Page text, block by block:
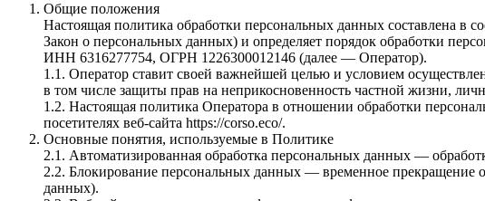
Общие положения
Настоящая политика обработки персональных данных составлена в
Закон о персональных данных) и определяет порядок обработки
ИНН 6316277754, ОГРН 1226300012146 (далее — Оператор).
1.1. Оператор ставит своей важнейшей целью и условием
в том числе защиты прав на неприкосновенность частной жизни,
1.2. Настоящая политика Оператора в отношении обработки
посетителях веб-сайта https://corso.eco/.
Основные понятия, используемые в Политике
2.1. Автоматизированная обработка персональных данных —
2.2. Блокирование персональных данных — временное прекращение
данных).